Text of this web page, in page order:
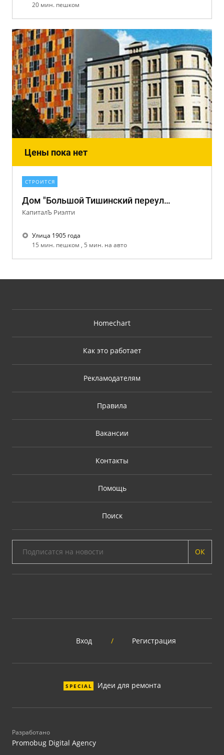
20 мин. пешком
Цены пока нет
СТРОИТСЯ
Дом "Большой Тишинский переулок 30/44, строение 1"
КапиталЪ Риэлти
Улица 1905 года
15 мин. пешком , 5 мин. на авто
Homechart
Как это работает
Рекламодателям
Правила
Вакансии
Контакты
Помощь
Поиск
ОК
Вход / Регистрация
SPECIAL Идеи для ремонта
Разработано
Promobug Digital Agency